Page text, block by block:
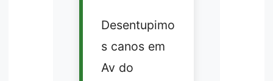
Desentupimo
s canos em
Av do